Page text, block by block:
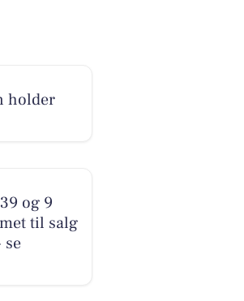
holder
og 9
til salg
se